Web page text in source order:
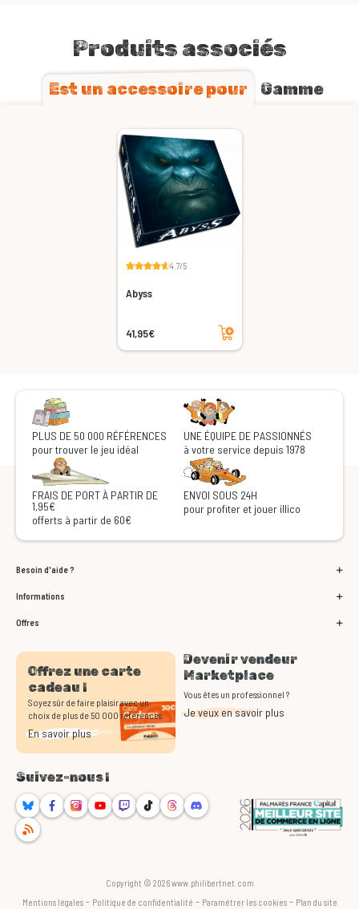
Produits associés
Est un accessoire pour Gamme
4.7/5
Abyss
41,95€
Ajouter au panier
PLUS DE 50 000 RÉFÉRENCES
pour trouver le jeu idéal
UNE ÉQUIPE DE PASSIONNÉS
à votre service depuis 1978
FRAIS DE PORT À PARTIR DE
1,95€
offerts à partir de 60€
ENVOI SOUS 24H
pour profiter et jouer illico
Besoin d'aide ?
Informations
Offres
Offrez une carte
cadeau !
Soyez sûr de faire plaisir avec un
choix de plus de 50 000 références
En savoir plus
Devenir vendeur
Marketplace
Vous êtes un professionnel ?
Je veux en savoir plus
Suivez-nous !
BlueskyFacebookInstagram
YoutubeTwitchTikTokThreadsDiscord
RSS
Copyright © 2026 www.philibertnet.com
Mentions légales- Politique de confidentialité - Paramétrer les cookies- Plan du site